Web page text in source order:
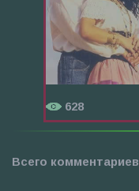
628
Всего комментариев